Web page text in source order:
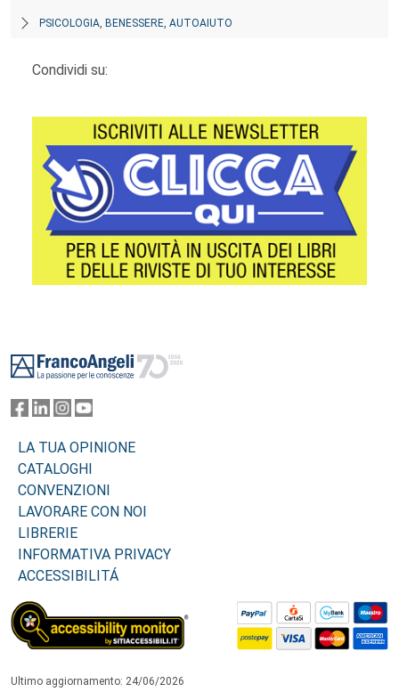
PSICOLOGIA, BENESSERE, AUTOAIUTO
Condividi su:
LA TUA OPINIONE
CATALOGHI
CONVENZIONI
LAVORARE CON NOI
LIBRERIE
INFORMATIVA PRIVACY
ACCESSIBILITÁ
Ultimo aggiornamento: 24/06/2026